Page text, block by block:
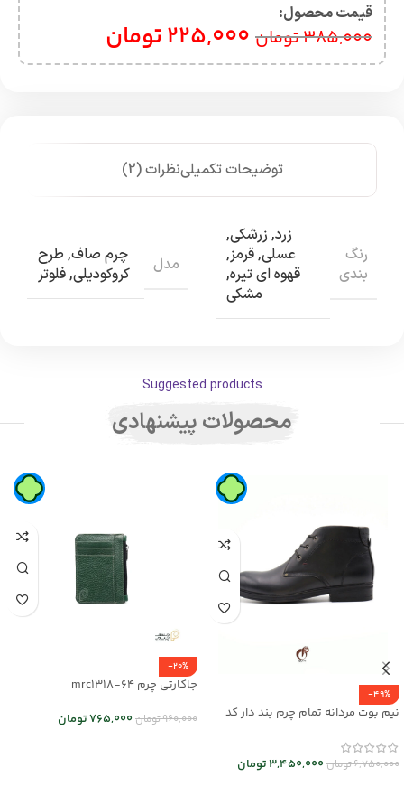
قیمت محصول:​
385,000تومان 225,000تومان
توضیحات تکمیلینظرات (2)
رنگ
بندی
زرد, زرشکی,
عسلی,قرمز,
قهوه ای تیره,
مشکی
مدل چرم صاف, طرح
کروکودیلی,فلوتر
Suggested products
محصولات پیشنهادی
-49%
نیم بوت مردانه تمام چرم بند دار کد
6,750,000تومان3,450,000تومان
-20%
جاکارتی چرم mrc1318-64
960,000تومان765,000تومان